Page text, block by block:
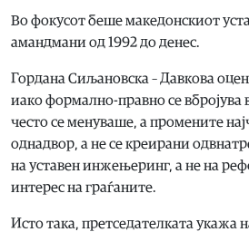
Во фокусот беше македонскиот
амандмани од 1992 до денес.
Гордана Сиљановска – Давкова
иако формално-правно се вбројува
често се менуваше, а промените
однадвор, а не се креирани
на уставен инжењеринг, а не на
интерес на граѓаните.
Исто така, претседателката укажа